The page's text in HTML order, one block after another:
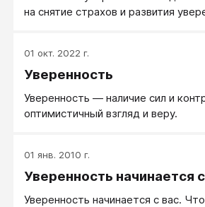
на снятие страхов и развития
01 окт. 2022 г.
Уверенность
Уверенность — наличие сил и
оптимистичный взгляд и веру.
01 янв. 2010 г.
Уверенность начинается
Уверенность начинается с вас.